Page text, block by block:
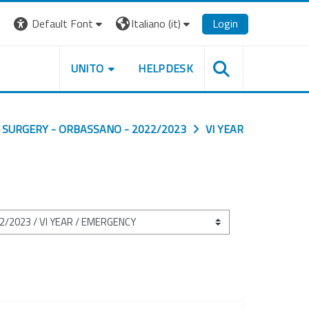
Default Font Italiano ‎(it)‎ Login
UNITO HELPDESK
- ORBASSANO - 2022/2023 VI YEAR